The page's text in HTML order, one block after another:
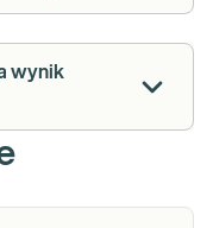
wynik